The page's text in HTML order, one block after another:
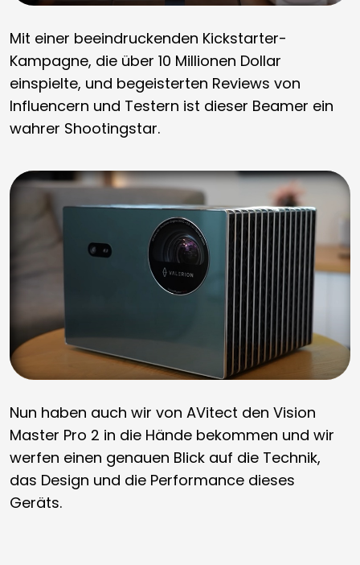
Mit einer beeindruckenden Kickstarter-
Kampagne, die über 10 Millionen Dollar
einspielte, und begeisterten Reviews von
Influencern und Testern ist dieser Beamer ein
wahrer Shootingstar.
Nun haben auch wir von AVitect den Vision
Master Pro 2 in die Hände bekommen und wir
werfen einen genauen Blick auf die Technik,
das Design und die Performance dieses
Geräts.